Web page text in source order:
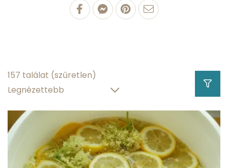
szénhidráttartalom
víztartalom 0 g
157 találat (szűretlen)